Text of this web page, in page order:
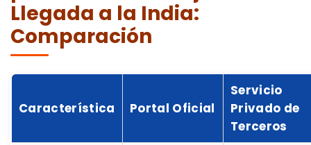
Llegada a la India:
Comparación
Característica Portal Oficial
Servicio
Privado de
Terceros